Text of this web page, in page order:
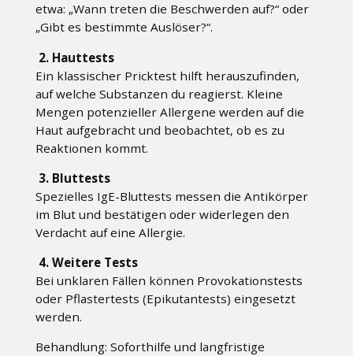
etwa: „Wann treten die Beschwerden auf?“ oder
„Gibt es bestimmte Auslöser?“.
2. Hauttests
Ein klassischer Pricktest hilft herauszufinden,
auf welche Substanzen du reagierst. Kleine
Mengen potenzieller Allergene werden auf die
Haut aufgebracht und beobachtet, ob es zu
Reaktionen kommt.
3. Bluttests
Spezielles IgE-Bluttests messen die Antikörper
im Blut und bestätigen oder widerlegen den
Verdacht auf eine Allergie.
4. Weitere Tests
Bei unklaren Fällen können Provokationstests
oder Pflastertests (Epikutantests) eingesetzt
werden.
Behandlung: Soforthilfe und langfristige